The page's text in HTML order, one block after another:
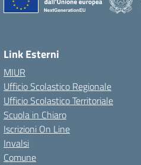
Link Esterni
MIUR
Ufficio Scolastico Regionale
Ufficio Scolastico Territoriale
Scuola in Chiaro
Iscrizioni On Line
Invalsi
Comune